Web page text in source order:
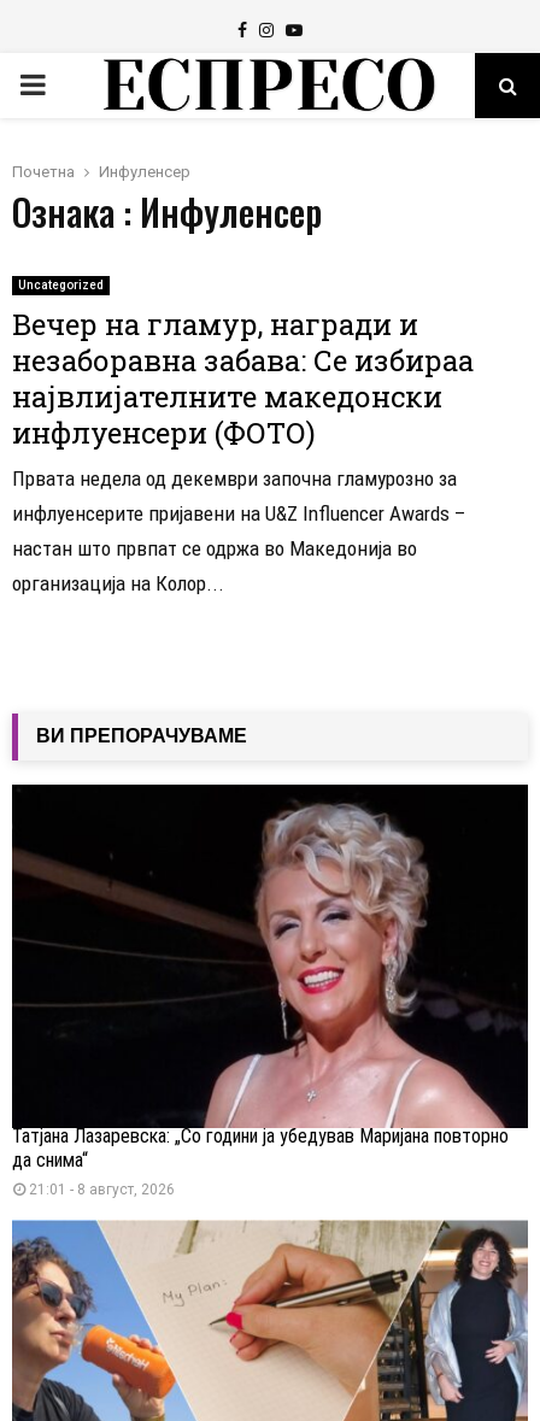
Facebook
Instagram
Youtube
PRIMARY
Почетна Инфуленсер
Ознака : Инфуленсер
Uncategorized
Вечер на гламур, награди и
незаборавна забава: Се избираа
највлијателните македонски
инфлуенсери (ФОТО)
Првата недела од декември започна гламурозно за
инфлуенсерите пријавени на U&Z Influencer Awards –
настан што првпат се одржа во Македонија во
организација на Колор...
ВИ ПРЕПОРАЧУВАМЕ
Татјана Лазаревска: „Со години ја убедував Маријана повторно
да снима“
21:01 - 8 август, 2026